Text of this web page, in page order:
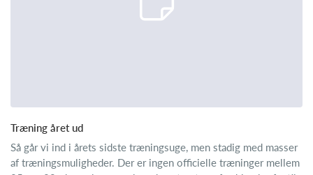
Træning året ud
Så går vi ind i årets sidste træningsuge, men stadig med masser
af træningsmuligheder. Der er ingen officielle træninger mellem